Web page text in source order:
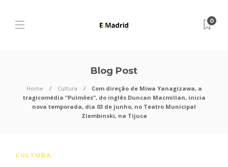
0
Blog Post
Home Cultura
Com direção de Miwa Yanagizawa, a
tragicomédia “Pulmões”, do inglês Duncan Macmillan, inicia
nova temporada, dia 03 de junho, no Teatro Municipal
Ziembinski, na Tijuca
CULTURA